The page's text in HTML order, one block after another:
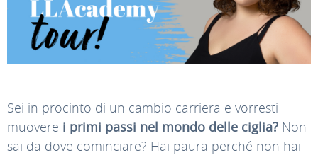
Sei in procinto di un cambio carriera e vorresti
muovere i primi passi nel mondo delle ciglia? Non
sai da dove cominciare? Hai paura perché non hai